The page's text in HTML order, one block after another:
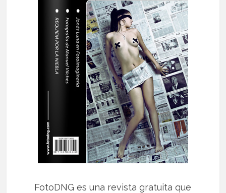
FotoDNG es una revista gratuita que